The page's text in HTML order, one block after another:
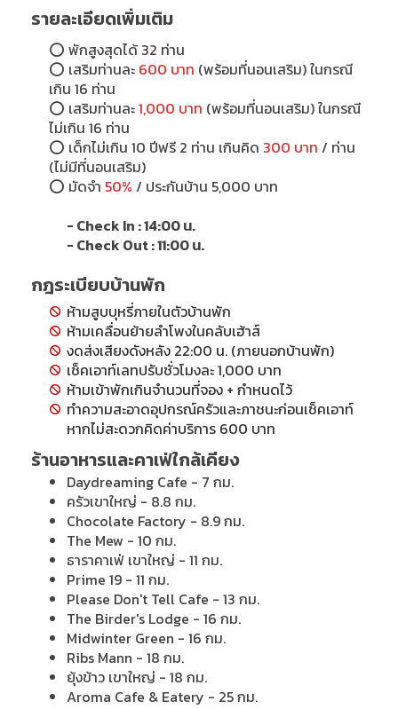
รายละเอียดเพิ่มเติม
⭕ พักสูงสุดได้ 32 ท่าน
⭕ เสริมท่านละ 600 บาท (พร้อมที่นอนเสริม) ในกรณี
เกิน 16 ท่าน
⭕ เสริมท่านละ1,000 บาท (พร้อมที่นอนเสริม) ในกรณี
ไม่เกิน 16 ท่าน
⭕ เด็กไม่เกิน 10 ปีฟรี 2 ท่าน เกินคิด 300 บาท / ท่าน
(ไม่มีที่นอนเสริม)
⭕ มัดจำ 50% / ประกันบ้าน 5,000 บาท
- Check In : 14:00 น.
- Check Out : 11:00 น.
กฎระเบียบบ้านพัก
ห้ามสูบบุหรี่ภายในตัวบ้านพัก
ห้ามเคลื่อนย้ายลำโพงในคลับเฮ้าส์
งดส่งเสียงดังหลัง 22:00 น. (ภายนอกบ้านพัก)
เช็คเอาท์เลทปรับชั่วโมงละ 1,000 บาท
ห้ามเข้าพักเกินจำนวนที่จอง + กำหนดไว้
ทำความสะอาดอุปกรณ์ครัวและภาชนะก่อนเช็คเอาท์
หากไม่สะดวกคิดค่าบริการ 600 บาท
ร้านอาหารและคาเฟ่ใกล้เคียง
Daydreaming Cafe - 7 กม.
ครัวเขาใหญ่ - 8.8 กม.
Chocolate Factory - 8.9 กม.
The Mew - 10 กม.
ธาราคาเฟ่ เขาใหญ่ - 11 กม.
Prime 19 - 11 กม.
Please Don't Tell Cafe - 13 กม.
The Birder's Lodge - 16 กม.
Midwinter Green - 16 กม.
Ribs Mann - 18 กม.
ยุ้งข้าว เขาใหญ่ - 18 กม.
Aroma Cafe & Eatery - 25 กม.